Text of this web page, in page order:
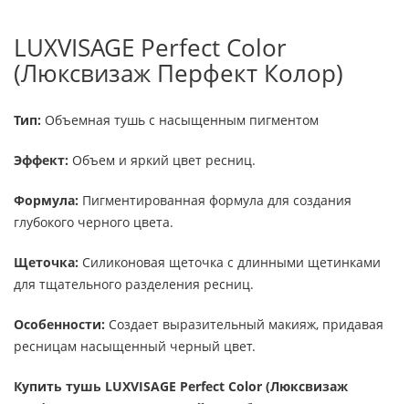
LUXVISAGE Perfect Color
(Люксвизаж Перфект Колор)
Тип: Объемная тушь с насыщенным пигментом
Эффект: Объем и яркий цвет ресниц.
Формула: Пигментированная формула для создания
глубокого черного цвета.
Щеточка: Силиконовая щеточка с длинными щетинками
для тщательного разделения ресниц.
Особенности: Создает выразительный макияж, придавая
ресницам насыщенный черный цвет.
Купить тушь LUXVISAGE Perfect Color (Люксвизаж